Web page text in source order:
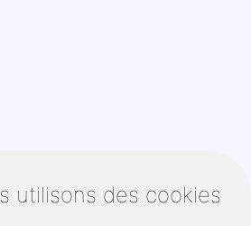
utilisons des cookies